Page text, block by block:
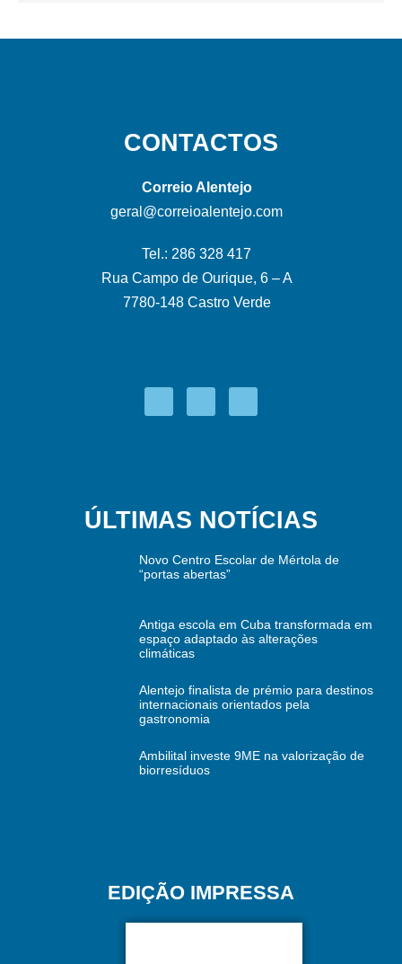
CONTACTOS
Correio Alentejo
geral@correioalentejo.com
Tel.: 286 328 417
Rua Campo de Ourique, 6 – A
7780-148 Castro Verde
ÚLTIMAS NOTÍCIAS
Novo Centro Escolar de Mértola de
“portas abertas”
Antiga escola em Cuba transformada em
espaço adaptado às alterações
climáticas
Alentejo finalista de prémio para destinos
internacionais orientados pela
gastronomia
Ambilital investe 9ME na valorização de
biorresíduos
EDIÇÃO IMPRESSA